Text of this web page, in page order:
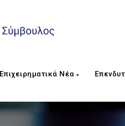
Επιχειρηματικά Νέα